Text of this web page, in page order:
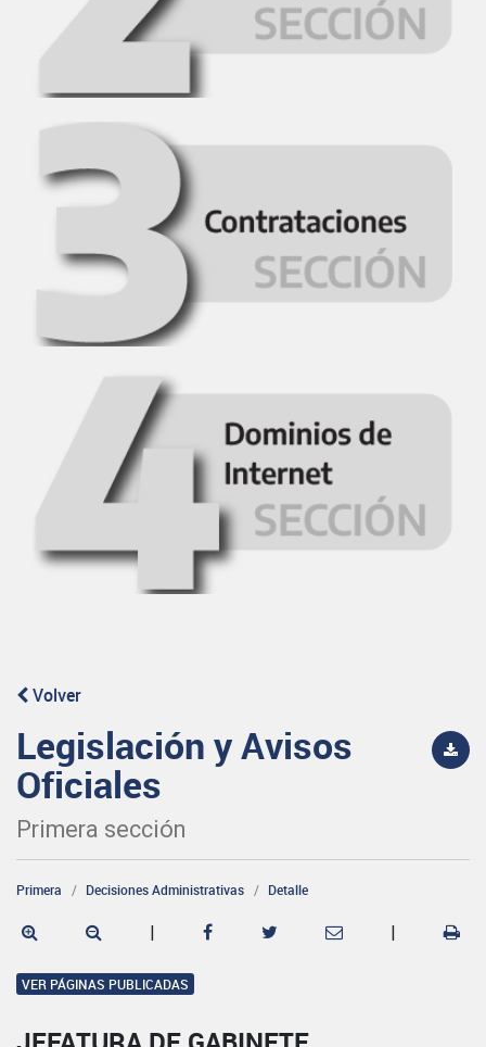
Volver
Legislación y Avisos
Oficiales
Primera sección
Primera Decisiones Administrativas Detalle
| |
VER PÁGINAS PUBLICADAS